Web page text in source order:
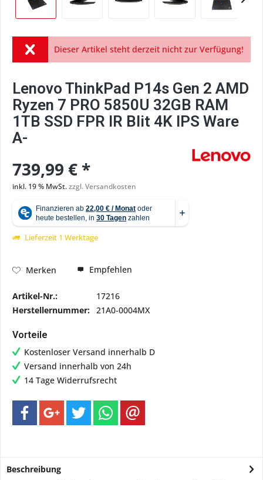
Dieser Artikel steht derzeit nicht zur Verfügung!
Lenovo ThinkPad P14s Gen 2 AMD
Ryzen 7 PRO 5850U 32GB RAM
1TB SSD FPR IR Blit 4K IPS Ware
A-
739,99 € *
inkl. 19 % MwSt.zzgl. Versandkosten
Lieferzeit 1 Werktage
Merken Empfehlen
Artikel-Nr.:
17216
Herstellernummer: 21A0-0004MX
Vorteile
Kostenloser Versand innerhalb D
Versand innerhalb von 24h
14 Tage Widerrufsrecht
Beschreibung